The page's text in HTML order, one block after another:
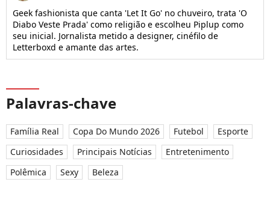
Geek fashionista que canta 'Let It Go' no chuveiro, trata 'O
Diabo Veste Prada' como religião e escolheu Piplup como
seu inicial. Jornalista metido a designer, cinéfilo de
Letterboxd e amante das artes.
Palavras-chave
Família Real Copa Do Mundo 2026 Futebol
Esporte
Curiosidades
Principais Notícias
Entretenimento
Polêmica
Sexy Beleza